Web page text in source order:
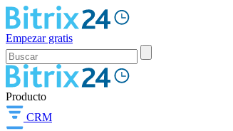
Empezar gratis
Producto
CRM